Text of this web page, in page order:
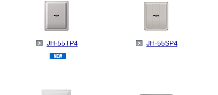
JH-55TP4 JH-55SP4